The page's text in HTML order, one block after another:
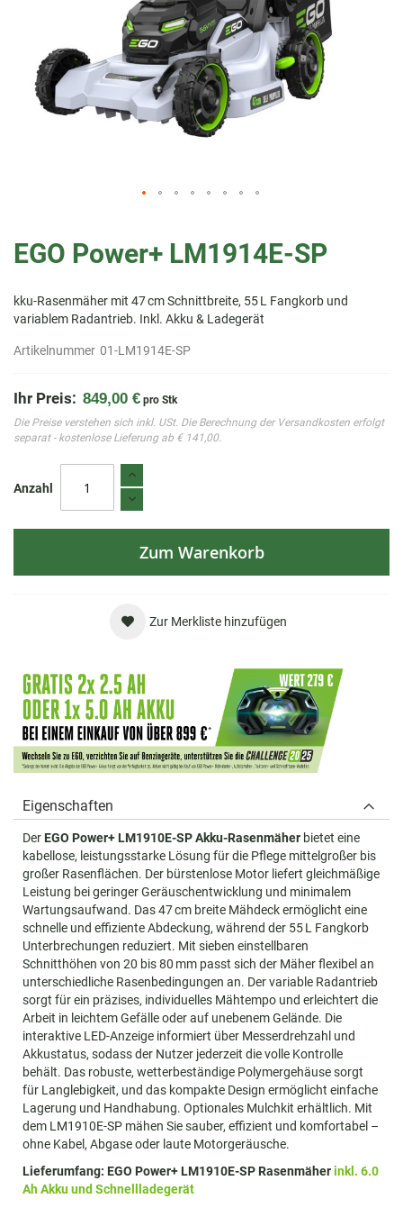
der
EGO Power+ LM1914E-SP
kku-Rasenmäher mit 47 cm Schnittbreite, 55 L Fangkorb und
variablem Radantrieb. Inkl. Akku & Ladegerät
Artikelnummer 01-LM1914E-SP
Ihr Preis: 849,00 € pro Stk
Die Preise verstehen sich inkl. USt. Die Berechnung der Versandkosten erfolgt
separat - kostenlose Lieferung ab € 141,00.
Anzahl
Zum Warenkorb
Zur Merkliste hinzufügen
Eigenschaften
Der EGO Power+ LM1910E-SPAkku-Rasenmäher bietet eine
kabellose, leistungsstarke Lösung für die Pflege mittelgroßer bis
großer Rasenflächen. Der bürstenlose Motor liefert gleichmäßige
Leistung bei geringer Geräuschentwicklung und minimalem
Wartungsaufwand. Das 47 cm breite Mähdeck ermöglicht eine
schnelle und effiziente Abdeckung, während der 55 L Fangkorb
Unterbrechungen reduziert. Mit sieben einstellbaren
Schnitthöhen von 20 bis 80 mm passt sich der Mäher flexibel an
unterschiedliche Rasenbedingungen an. Der variable Radantrieb
sorgt für ein präzises, individuelles Mähtempo und erleichtert die
Arbeit in leichtem Gefälle oder auf unebenem Gelände. Die
interaktive LED-Anzeige informiert über Messer­drehzahl und
Akkustatus, sodass der Nutzer jederzeit die volle Kontrolle
behält. Das robuste, wetterbeständige Polymergehäuse sorgt
für Langlebigkeit, und das kompakte Design ermöglicht einfache
Lagerung und Handhabung. Optionales Mulchkit erhältlich. Mit
dem LM1910E-SP mähen Sie sauber, effizient und komfortabel –
ohne Kabel, Abgase oder laute Motorgeräusche.
Lieferumfang: EGO Power+ LM1910E-SP Rasenmäherinkl. 6.0
Ah Akku und Schnellladegerät